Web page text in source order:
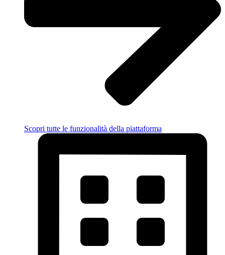
Scopri tutte le funzionalità della piattaforma